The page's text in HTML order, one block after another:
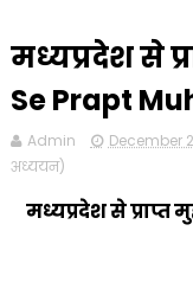
मध्यप्रदेश से
Se Prapt
Admin December
अध्ययन)
मध्यप्रदेश से